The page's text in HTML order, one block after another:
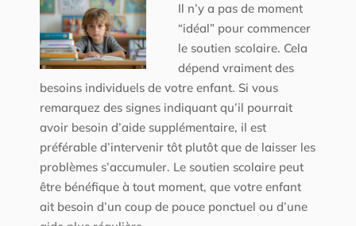
Il n’y a pas de moment
“idéal” pour commencer
le soutien scolaire. Cela
dépend vraiment des
besoins individuels de votre enfant. Si vous
remarquez des signes indiquant qu’il pourrait
avoir besoin d’aide supplémentaire, il est
préférable d’intervenir tôt plutôt que de laisser les
problèmes s’accumuler. Le soutien scolaire peut
être bénéfique à tout moment, que votre enfant
ait besoin d’un coup de pouce ponctuel ou d’une